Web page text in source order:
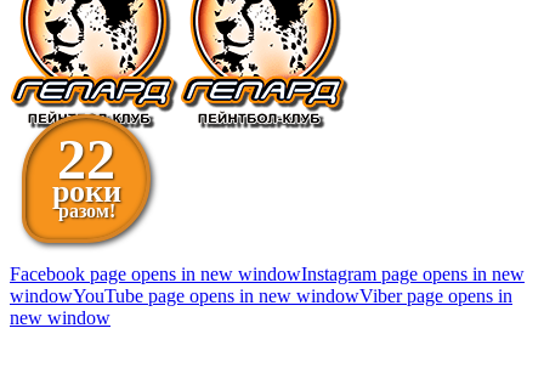
22
роки
разом!
Facebook page opens in new windowInstagram page opens in new
windowYouTube page opens in new windowViber page opens in
new window